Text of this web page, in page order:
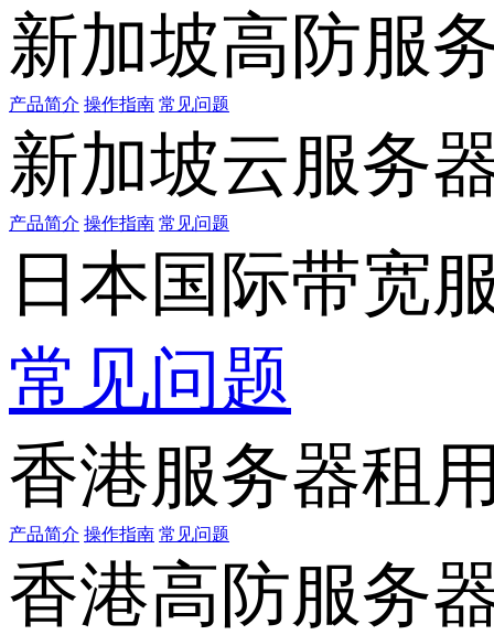
新加坡高防服
产品简介 操作指南 常见问题
新加坡云服务
产品简介 操作指南 常见问题
日本国际带宽
常见问题
香港服务器租
产品简介 操作指南 常见问题
香港高防服务